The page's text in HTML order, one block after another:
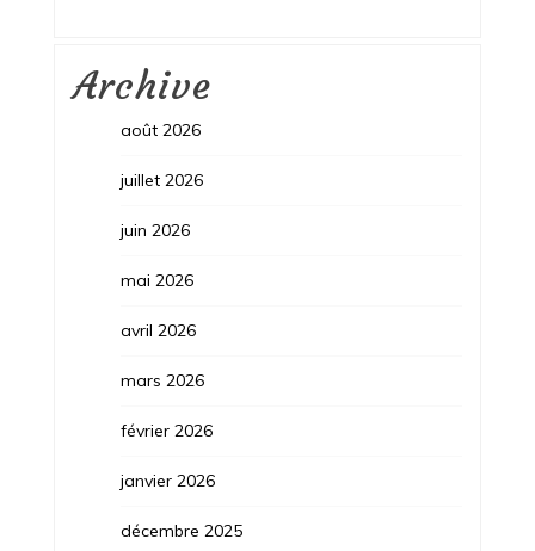
Archive
août 2026
juillet 2026
juin 2026
mai 2026
avril 2026
mars 2026
février 2026
janvier 2026
décembre 2025